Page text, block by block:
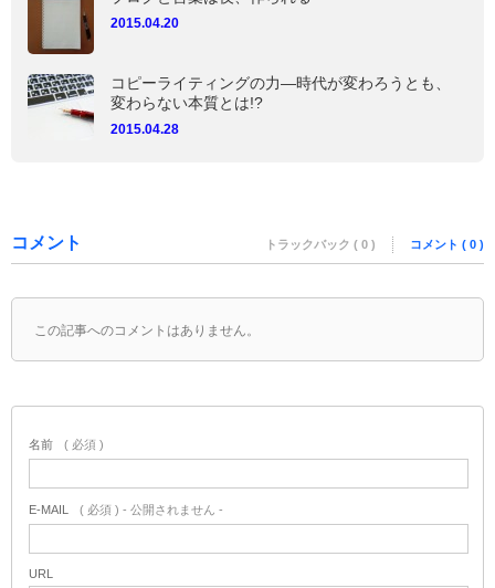
2015.04.20
コピーライティングの力―時代が変わろうとも、
変わらない本質とは!?
2015.04.28
コメント トラックバック ( 0 ) コメント ( 0 )
この記事へのコメントはありません。
名前 ( 必須 )
E-MAIL ( 必須 ) - 公開されません -
URL